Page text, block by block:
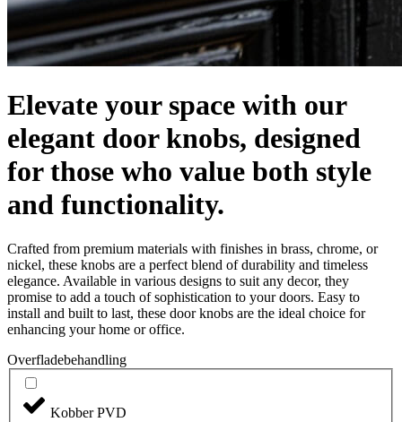
Elevate your space with our
elegant door knobs, designed
for those who value both style
and functionality.
Crafted from premium materials with finishes in brass, chrome, or
nickel, these knobs are a perfect blend of durability and timeless
elegance. Available in various designs to suit any decor, they
promise to add a touch of sophistication to your doors. Easy to
install and built to last, these door knobs are the ideal choice for
enhancing your home or office.
Overfladebehandling
Kobber PVD